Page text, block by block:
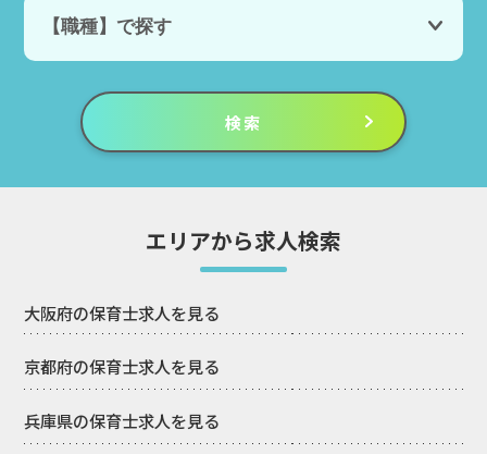
エリアから求人検索
大阪府の保育士求人を見る
京都府の保育士求人を見る
兵庫県の保育士求人を見る